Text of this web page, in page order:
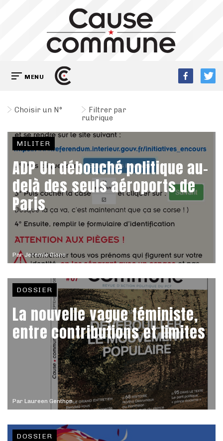
MENU
Choisir un N°
Filtrer par
rubrique
ParJeremie Giono
MILITER
ADP Un débouché politique au-
delà des seuls aéroports de
Paris
Par Laureen Genthon
DOSSIER
La nouvelle vague féministe,
entre contributions et limites
DOSSIER